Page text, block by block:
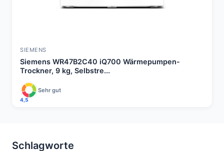
SIEMENS
Siemens WR47B2C40 iQ700 Wärmepumpen-
Trockner, 9 kg, Selbstre...
4,5
Sehr gut
Schlagworte